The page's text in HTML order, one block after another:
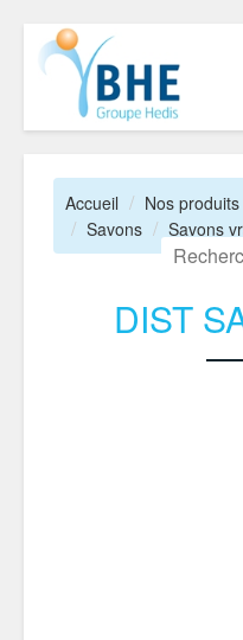
Accueil Nos produits
Savons
Savons
DIST